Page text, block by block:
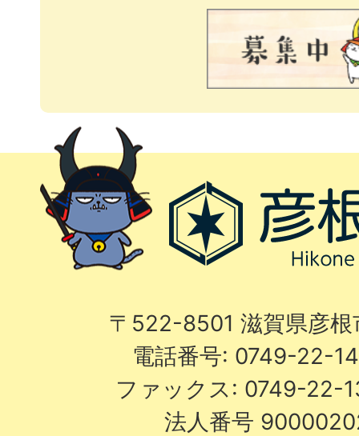
〒522-8501 滋賀県彦
電話番号: 0749-22-
ファックス: 0749-22-
法人番号